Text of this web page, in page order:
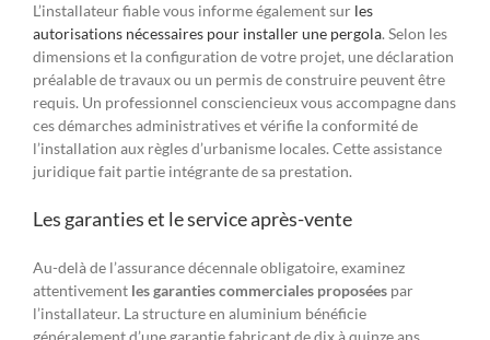
L’installateur fiable vous informe également sur les
autorisations nécessaires pour installer une pergola. Selon les
dimensions et la configuration de votre projet, une déclaration
préalable de travaux ou un permis de construire peuvent être
requis. Un professionnel consciencieux vous accompagne dans
ces démarches administratives et vérifie la conformité de
l’installation aux règles d’urbanisme locales. Cette assistance
juridique fait partie intégrante de sa prestation.
Les garanties et le service après-vente
Au-delà de l’assurance décennale obligatoire, examinez
attentivement les garanties commerciales proposées par
l’installateur. La structure en aluminium bénéficie
généralement d’une garantie fabricant de dix à quinze ans